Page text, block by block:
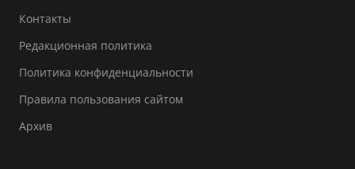
Контакты
Редакционная политика
Политика конфиденциальности
Правила пользования сайтом
Архив